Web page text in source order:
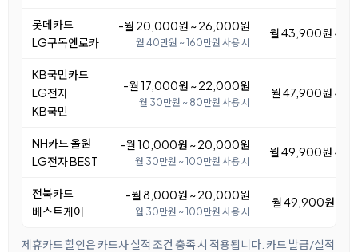
롯데카드
LG구독엔로카
-월 20,000원 ~ 26,000원
월 40만원 ~ 160만원 사용 시
월 43,900원 ~
KB국민카드
LG전자
KB국민
-월 17,000원 ~ 22,000원
월 30만원 ~ 80만원 사용 시
월 47,900원 ~
NH카드 올원
LG전자 BEST
-월 10,000원 ~ 20,000원
월 30만원 ~ 100만원 사용 시
월 49,900원 ~
전북카드
베스트케어
-월 8,000원 ~ 20,000원
월 30만원 ~ 100만원 사용 시
월 49,900원 ~
제휴카드 할인은 카드사 실적 조건 충족 시 적용됩니다. 카드 발급/실적